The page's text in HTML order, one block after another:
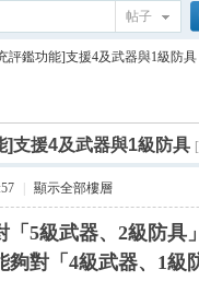
帖子
評鑑功能]支援4及武器與1級防具
]支援4及武器與1級防具
顯示全部樓層
「 5級武器、 2級防具
夠對「 4級武器、 1級